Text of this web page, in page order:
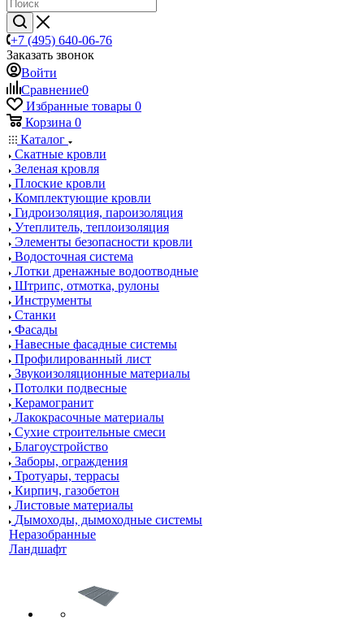
+7 (495) 640-06-76
Заказать звонок
Войти
Сравнение0
Избранные товары 0
Корзина 0
Каталог
Скатные кровли
Зеленая кровля
Плоские кровли
Комплектующие кровли
Гидроизоляция, пароизоляция
Утеплитель, теплоизоляция
Элементы безопасности кровли
Водосточная система
Лотки дренажные водоотводные
Штрипс, отмотка, рулоны
Инструменты
Станки
Фасады
Навесные фасадные системы
Профилированный лист
Звукоизоляционные материалы
Потолки подвесные
Керамогранит
Лакокрасочные материалы
Сухие строительные смеси
Благоустройство
Заборы, ограждения
Тротуары, террасы
Кирпич, газобетон
Листовые материалы
Дымоходы, дымоходные системы
Неразобранные
Ландшафт